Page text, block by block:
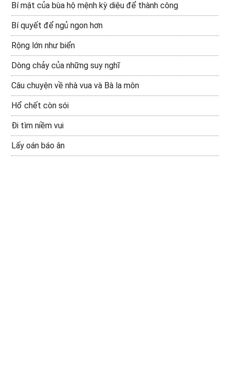
Bí mật của bùa hộ mệnh kỳ diệu để thành công
Bí quyết để ngủ ngon hơn
Rộng lớn như biển
Dòng chảy của những suy nghĩ
Câu chuyện về nhà vua và Bà la môn
Hổ chết còn sói
Đi tìm niềm vui
Lấy oán báo ân